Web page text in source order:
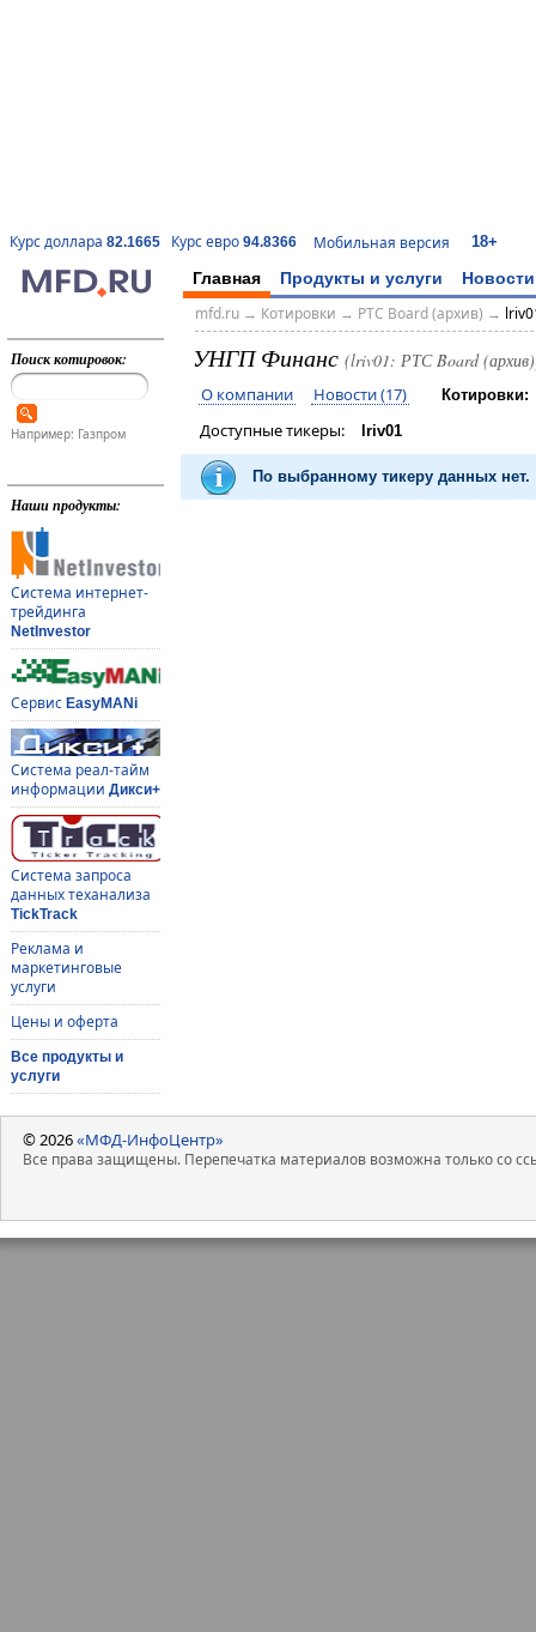
Курс доллара 82.1665 Курс евро 94.8366 Мобильная версия 18+
Главная Продукты и услуги Новости
Поиск котировок:
Например: Газпром
Наши продукты:
Система интернет-
трейдинга
NetInvestor
Сервис EasyMANi
Система реал-тайм
информации Дикси+
Система запроса
данных теханализа
TickTrack
Реклама и
маркетинговые
услуги
Цены и оферта
Все продукты и
услуги
mfd.ru→ Котировки → РТС Board (архив) →
УНГП Финанс (lriv01: РТС Board
О компании Новости (17) Котировки:
Доступные тикеры: lriv01
По выбранному тикеру данных нет.
© 2026«МФД-ИнфоЦентр»
Все права защищены. Перепечатка материалов возможна только со